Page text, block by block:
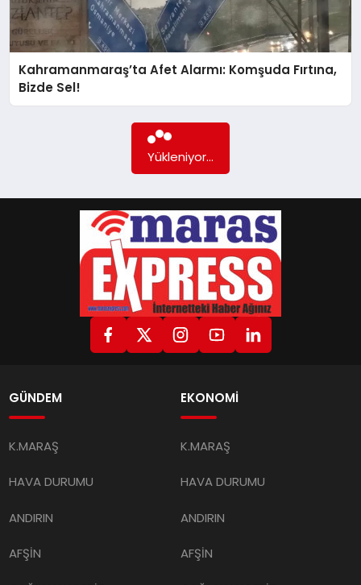
GÖKSUN
TÜRKOĞLU
Kahramanmaraş’ta Afet Alarmı: Komşuda Fırtına,
Bizde Sel!
Yükleniyor...
GÜNDEM
K.MARAŞ
HAVA DURUMU
ANDIRIN
AFŞİN
EKONOMİ
K.MARAŞ
HAVA DURUMU
ANDIRIN
AFŞİN